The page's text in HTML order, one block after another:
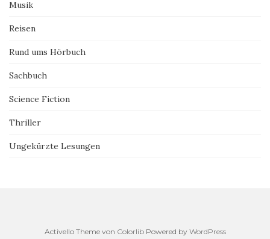
Musik
Reisen
Rund ums Hörbuch
Sachbuch
Science Fiction
Thriller
Ungekürzte Lesungen
Activello Theme von ColorlibPowered by WordPress